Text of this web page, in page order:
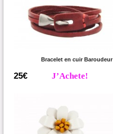
Bracelet en cuir Baroudeur
25€ J’Achete!